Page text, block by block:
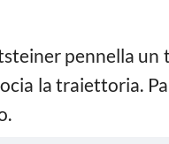
pennella un
la traiettoria.